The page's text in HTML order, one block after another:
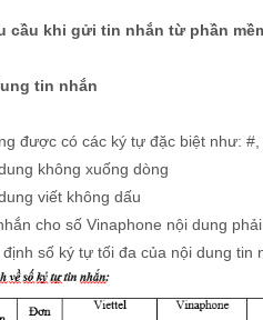
cầu khi gửi tin nhắn từ phần
tin nhắn
được có các ký tự đặc biệt như: #,
không xuống dòng
viết không dấu
cho số Vinaphone nội dung
số ký tự tối đa của nội dung tin